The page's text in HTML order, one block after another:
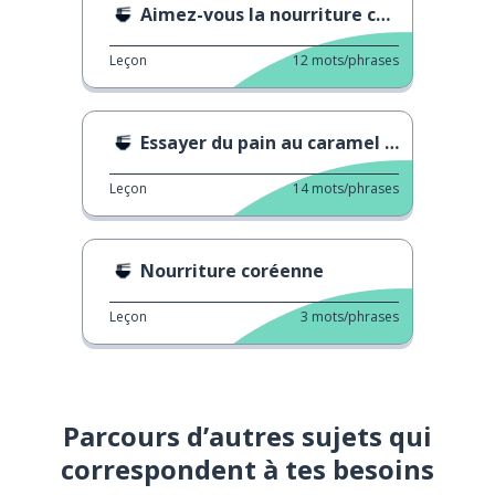
Aimez-vous la nourriture coréenne ?
Leçon 12 mots/phrases
Essayer du pain au caramel salé
Leçon 14 mots/phrases
Nourriture coréenne
Leçon 3 mots/phrases
Parcours d’autres sujets qui
correspondent à tes besoins